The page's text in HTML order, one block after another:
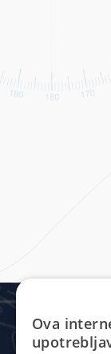
Ova